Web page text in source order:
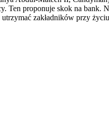
proponuje skok na bank.
zakładników przy